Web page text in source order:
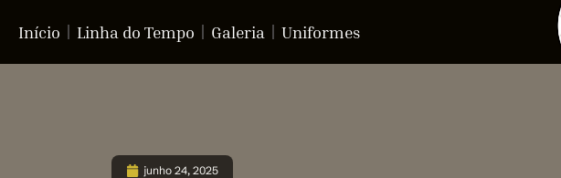
Início Linha do Tempo Galeria Uniformes
junho 24, 2025